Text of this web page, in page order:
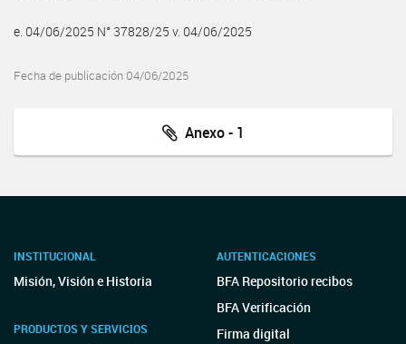
e. 04/06/2025 N° 37828/25 v. 04/06/2025
Fecha de publicación 04/06/2025
Anexo - 1
INSTITUCIONAL
Misión, Visión e Historia
PRODUCTOS Y SERVICIOS
AUTENTICACIONES
BFA Repositorio recibos
BFA Verificación
Firma digital